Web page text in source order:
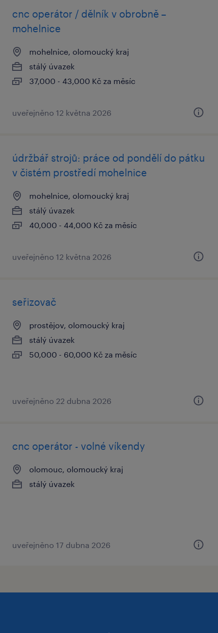
cnc operátor / dělník v obrobně –
mohelnice
mohelnice, olomoucký kraj
stálý úvazek
37,000 - 43,000 Kč za měsíc
uveřejněno 12 května 2026
údržbář strojů: práce od pondělí do pátku
v čistém prostředí mohelnice
mohelnice, olomoucký kraj
stálý úvazek
40,000 - 44,000 Kč za měsíc
uveřejněno 12 května 2026
seřizovač
prostějov, olomoucký kraj
stálý úvazek
50,000 - 60,000 Kč za měsíc
uveřejněno 22 dubna 2026
cnc operátor - volné víkendy
olomouc, olomoucký kraj
stálý úvazek
uveřejněno 17 dubna 2026